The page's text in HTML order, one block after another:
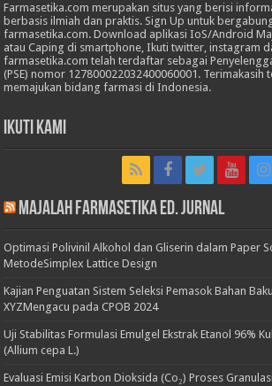
Farmasetika.com merupakan situs yang berisi
berbasis ilmiah dan praktis. Sign Up untuk
farmasetika.com. Download aplikasi IoS/Android
atau Caping di smartphone, Ikuti twitter, instagram
farmasetika.com telah terdaftar sebagai
(PSE) nomor 127800022032400060001. Terimakasih
memajukan bidang farmasi di Indonesia.
Ikuti Kami
Majalah Farmasetika Ed. Jurnal
Optimasi Polivinil Alkohol dan Gliserin dalam Paper
MetodeSimplex Lattice Design
Kajian Penguatan Sistem Seleksi Pemasok Bahan
XYZMengacu pada CPOB 2024
Uji Stabilitas Formulasi Emulgel Ekstrak Etanol 96%
(Allium cepa L.)
Evaluasi Emisi Karbon Dioksida (Co₂) Proses